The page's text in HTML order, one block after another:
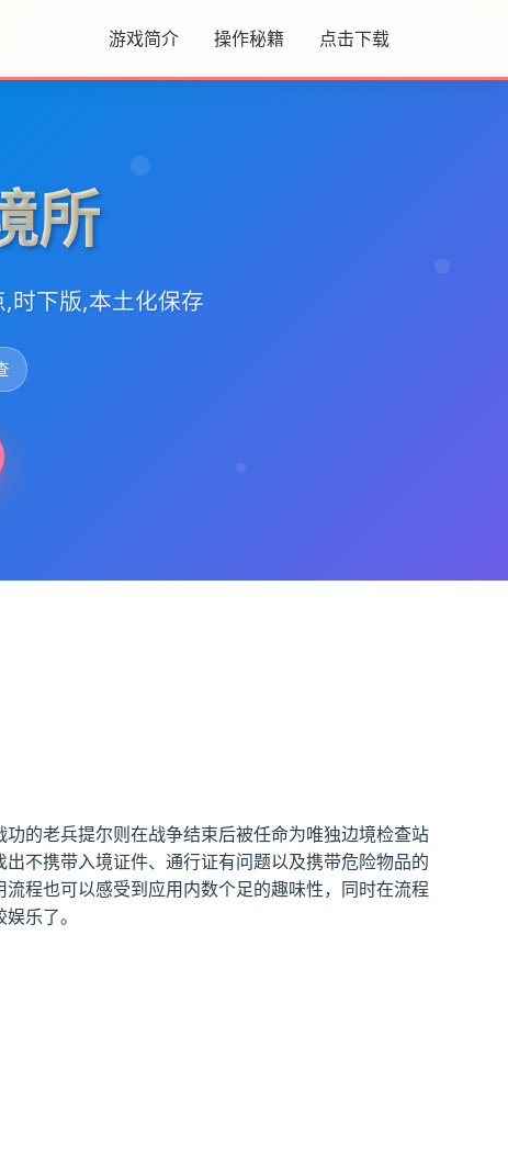
游戏简介 操作秘籍 点击下载
所
时下版,本土化保存
的老兵提尔则在战争结束后被任命为唯独边境检查站
不携带入境证件、通行证有问题以及携带危险物品的
程也可以感受到应用内数个足的趣味性，同时在流程
乐了。